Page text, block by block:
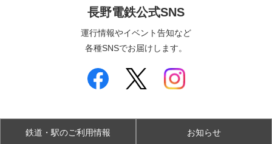
長野電鉄公式SNS
運行情報やイベント告知など
各種SNSでお届けします。
鉄道・駅のご利用情報 お知らせ